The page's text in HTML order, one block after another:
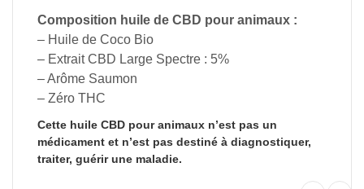
Composition huile de CBD pour animaux :
– Huile de Coco Bio
– Extrait CBD Large Spectre : 5%
– Arôme Saumon
– Zéro THC
Cette huile CBD pour animaux n’est pas un
médicament et n’est pas destiné à diagnostiquer,
traiter, guérirune maladie.